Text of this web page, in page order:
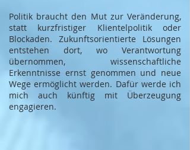
Politik braucht den Mut zur Veränderung,
statt kurzfristiger Klientelpolitik oder
Blockaden. Zukunftsorientierte Lösungen
entstehen dort, wo Verantwortung
übernommen, wissenschaftliche
Erkenntnisse ernst genommen und neue
Wege ermöglicht werden. Dafür werde ich
mich auch künftig mit Überzeugung
engagieren.